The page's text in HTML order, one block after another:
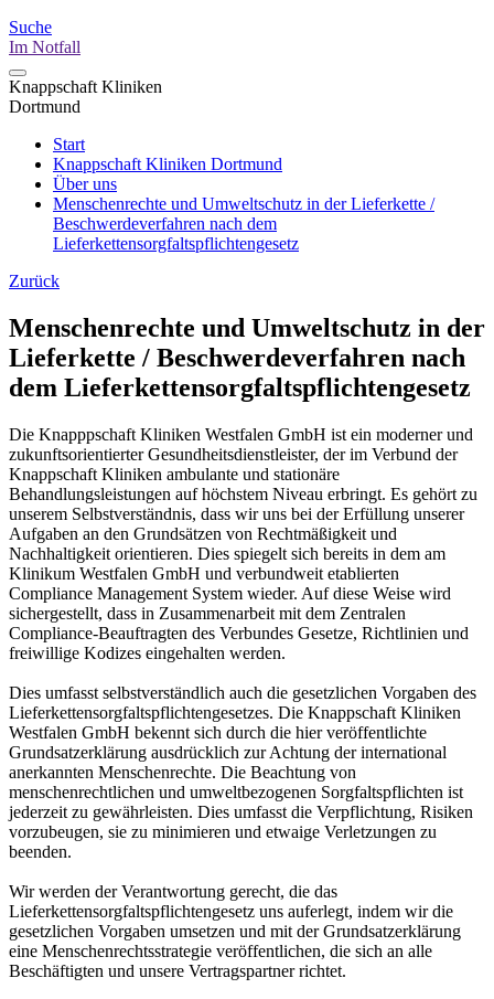
Suche
Im Notfall
Knappschaft Kliniken
Dortmund
Start
Knappschaft Kliniken Dortmund
Über uns
Menschenrechte und Umweltschutz in der Lieferkette /
Beschwerdeverfahren nach dem
Lieferkettensorgfaltspflichtengesetz
Zurück
Menschenrechte und Umweltschutz in der
Lieferkette / Beschwerdeverfahren nach
dem Lieferkettensorgfaltspflichtengesetz
Die Knapppschaft Kliniken Westfalen GmbH ist ein moderner und
zukunftsorientierter Gesundheitsdienstleister, der im Verbund der
Knappschaft Kliniken ambulante und stationäre
Behandlungsleistungen auf höchstem Niveau erbringt. Es gehört zu
unserem Selbstverständnis, dass wir uns bei der Erfüllung unserer
Aufgaben an den Grundsätzen von Rechtmäßigkeit und
Nachhaltigkeit orientieren. Dies spiegelt sich bereits in dem am
Klinikum Westfalen GmbH und verbundweit etablierten
Compliance Management System wieder. Auf diese Weise wird
sichergestellt, dass in Zusammenarbeit mit dem Zentralen
Compliance-Beauftragten des Verbundes Gesetze, Richtlinien und
freiwillige Kodizes eingehalten werden.
Dies umfasst selbstverständlich auch die gesetzlichen Vorgaben des
Lieferkettensorgfaltspflichtengesetzes. Die Knappschaft Kliniken
Westfalen GmbH bekennt sich durch die hier veröffentlichte
Grundsatzerklärung ausdrücklich zur Achtung der international
anerkannten Menschenrechte. Die Beachtung von
menschenrechtlichen und umweltbezogenen Sorgfaltspflichten ist
jederzeit zu gewährleisten. Dies umfasst die Verpflichtung, Risiken
vorzubeugen, sie zu minimieren und etwaige Verletzungen zu
beenden.
Wir werden der Verantwortung gerecht, die das
Lieferkettensorgfaltspflichtengesetz uns auferlegt, indem wir die
gesetzlichen Vorgaben umsetzen und mit der Grundsatzerklärung
eine Menschenrechtsstrategie veröffentlichen, die sich an alle
Beschäftigten und unsere Vertragspartner richtet.